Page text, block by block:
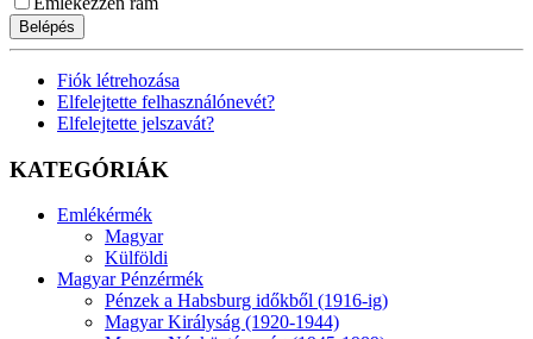
Belépés
Fiók létrehozása
Elfelejtette felhasználónevét?
Elfelejtette jelszavát?
KATEGÓRIÁK
Emlékérmék
Magyar
Külföldi
Magyar Pénzérmék
Pénzek a Habsburg időkből (1916-ig)
Magyar Királyság (1920-1944)